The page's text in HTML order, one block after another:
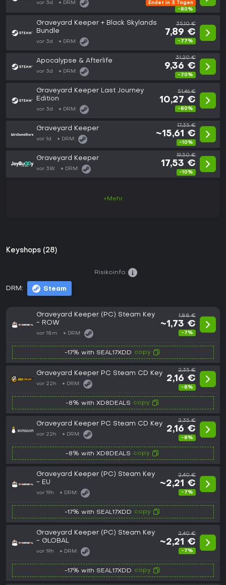
vor 3d DRM:
Endet in 3 Tagen
-80%
Graveyard Keeper + Black Skylands
Bundle
vor 3d DRM:
35,10 €
7,89 €
-77%
Apocalypse & Afterlife
vor 3d DRM:
31,20 €
9,36 €
-70%
Graveyard Keeper Last Journey
Edition
vor 3d DRM:
51,46 €
10,27 €
-80%
Graveyard Keeper
vor 1d DRM:
17,35 €
~15,61 €
-10%
Graveyard Keeper
vor 3W DRM:
19,50 €
17,53 €
-10%
+Mehr
Keyshops (28)
DRM: Steam
Risikoinfo:
Graveyard Keeper (PC) Steam Key
- ROW
vor 18m DRM:
1,88 €
~1,73 €
-7%
-17% with SEAL17XDD copy
Graveyard Keeper PC Steam CD Key
vor 22h DRM:
2,35 €
2,16 €
-8%
-8% with XD8DEALS copy
Graveyard Keeper PC Steam CD Key
vor 22h DRM:
2,35 €
2,16 €
-8%
-8% with XD8DEALS copy
Graveyard Keeper (PC) Steam Key
- EU
vor 19h DRM:
2,40 €
~2,21 €
-7%
-17% with SEAL17XDD copy
Graveyard Keeper (PC) Steam Key
- GLOBAL
vor 19h DRM:
2,40 €
~2,21 €
-7%
-17% with SEAL17XDD copy